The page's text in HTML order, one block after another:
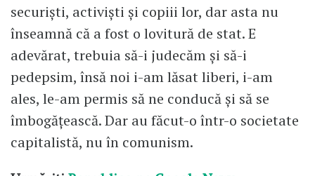
securiști, activiști și copiii lor, dar asta nu
înseamnă că a fost o lovitură de stat. E
adevărat, trebuia să-i judecăm și să-i
pedepsim, însă noi i-am lăsat liberi, i-am
ales, le-am permis să ne conducă și să se
îmbogățească. Dar au făcut-o într-o societate
capitalistă, nu în comunism.